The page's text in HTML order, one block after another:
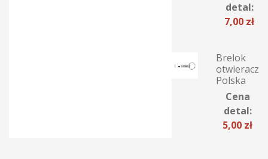
detal:
7,00 zł
Brelok
otwieracz
Polska
Cena
detal:
5,00 zł